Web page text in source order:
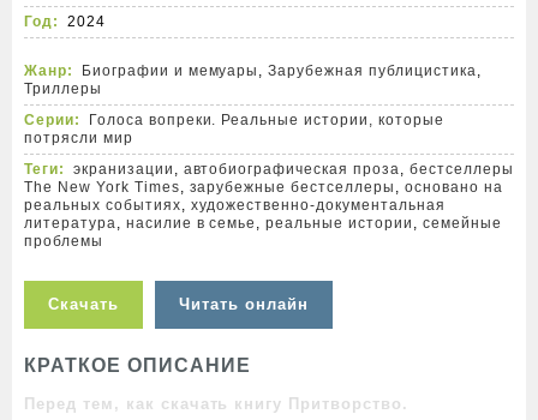
Год:
2024
Жанр: Биографии и мемуары ,Зарубежная публицистика,
Триллеры
Серии:
Голоса вопреки. Реальные истории, которые
потрясли мир
Теги:
экранизации , автобиографическая проза, бестселлеры
The New York Times, зарубежные бестселлеры , основано на
реальных событиях, художественно-документальная
литература, насилие в семье ,реальные истории , семейные
проблемы
Скачать Читать онлайн
КРАТКОЕ ОПИСАНИЕ
Перед тем, как скачать книгу Притворство.